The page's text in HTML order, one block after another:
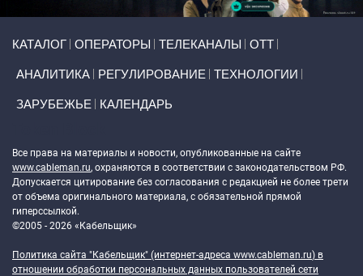
КАТАЛОГ ОПЕРАТОРЫ ТЕЛЕКАНАЛЫ ОТТ
АНАЛИТИКА РЕГУЛИРОВАНИЕ ТЕХНОЛОГИИ
ЗАРУБЕЖЬЕ КАЛЕНДАРЬ
Все права на материалы и новости, опубликованные на сайте
www.cableman.ru, охраняются в соответствии с законодательством РФ.
Допускается цитирование без согласования с редакцией не более трети
от объема оригинального материала, с обязательной прямой
гиперссылкой.
©2005 - 2026 «Кабельщик»
Политика сайта "Кабельщик" (интернет-адреса www.cableman.ru) в
отношении обработки персональных данных пользователей сети